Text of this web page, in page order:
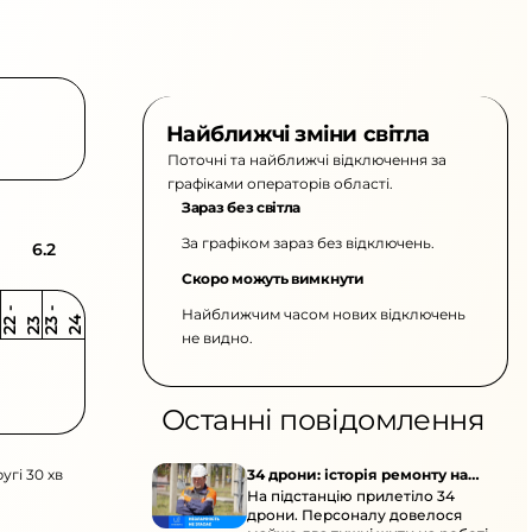
6.2
2 2
-
2 3 2 3
-
2 4
30 хв
Найближчі зміни світла
Поточні та найближчі відключення за
графіками операторів області.
Зараз без світла
За графіком зараз без відключень.
Скоро можуть вимкнути
Найближчим часом нових відключень
не видно.
Останні повідомлення
34 дрони: історія ремонту на
підстанції
На підстанцію прилетіло 34
дрони. Персоналу довелося